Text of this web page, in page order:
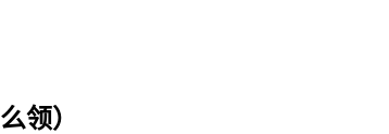
领）